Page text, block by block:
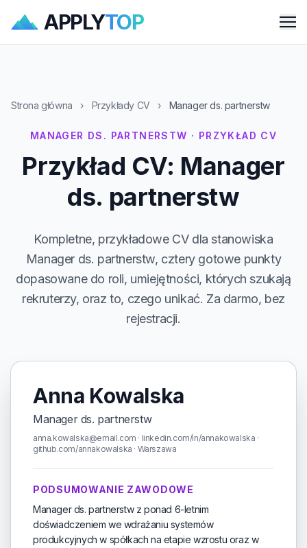
APPLYTOP
Strona główna › Przykłady CV › Manager ds. partnerstw
MANAGER DS. PARTNERSTW · PRZYKŁAD CV
Przykład CV: Manager
ds. partnerstw
Kompletne, przykładowe CV dla stanowiska
Manager ds. partnerstw, cztery gotowe punkty
dopasowane do roli, umiejętności, których szukają
rekruterzy, oraz to, czego unikać. Za darmo, bez
rejestracji.
Anna Kowalska
Manager ds. partnerstw
anna.kowalska@email.com · linkedin.com/in/annakowalska ·
github.com/annakowalska · Warszawa
PODSUMOWANIE ZAWODOWE
Manager ds. partnerstw z ponad 6-letnim
doświadczeniem we wdrażaniu systemów
produkcyjnych w spółkach na etapie wzrostu oraz w